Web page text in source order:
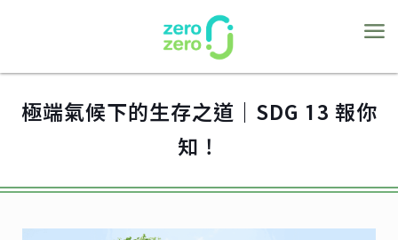
極端氣候下的生存之道｜SDG 13 報你
知！